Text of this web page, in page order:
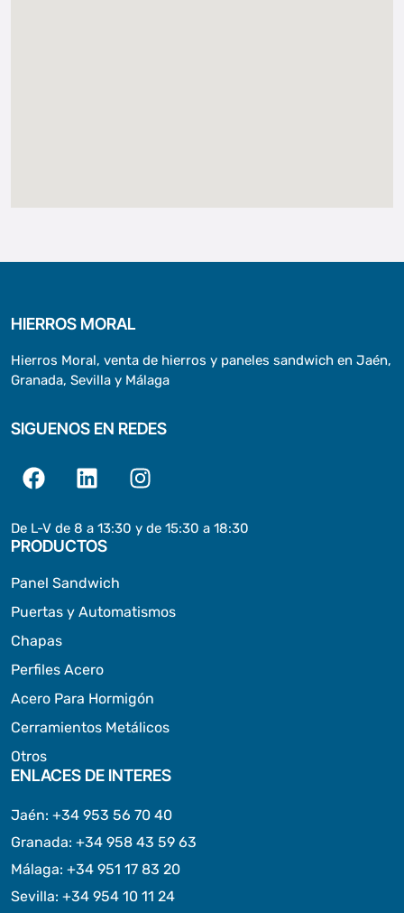
HIERROS MORAL
Hierros Moral, venta de hierros y paneles sandwich en Jaén,
Granada, Sevilla y Málaga
SIGUENOS EN REDES
De L-V de 8 a 13:30 y de 15:30 a 18:30
PRODUCTOS
Panel Sandwich
Puertas y Automatismos
Chapas
Perfiles Acero
Acero Para Hormigón
Cerramientos Metálicos
Otros
ENLACES DE INTERES
Jaén: +34 953 56 70 40
Granada: +34 958 43 59 63
Málaga: +34 951 17 83 20
Sevilla: +34 954 10 11 24